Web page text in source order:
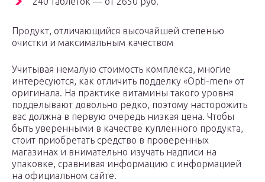
Продукт, отличающийся высочайшей степенью
очистки и максимальным качеством
Учитывая немалую стоимость комплекса, многие
интересуются, как отличить подделку «Opti-men» от
оригинала. На практике витамины такого уровня
подделывают довольно редко, поэтому насторожить
вас должна в первую очередь низкая цена. Чтобы
быть уверенными в качестве купленного продукта,
стоит приобретать средство в проверенных
магазинах и внимательно изучать надписи на
упаковке, сравнивая информацию с информацией
на официальном сайте.